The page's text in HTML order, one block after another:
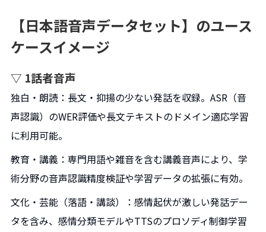
【日本語音声データセット】のユース
ケースイメージ
▽ 1話者音声
独白・朗読：長文・抑揚の少ない発話を収録。ASR（音
声認識）のWER評価や長文テキストのドメイン適応学習
に利用可能。
教育・講義：専門用語や雑音を含む講義音声により、学
術分野の音声認識精度検証や学習データの拡張に有効。
文化・芸能（落語・講談）：感情起伏が激しい発話デー
タを含み、感情分類モデルやTTSのプロソディ制御学習